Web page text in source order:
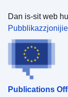
Dan is-sit web
Publications